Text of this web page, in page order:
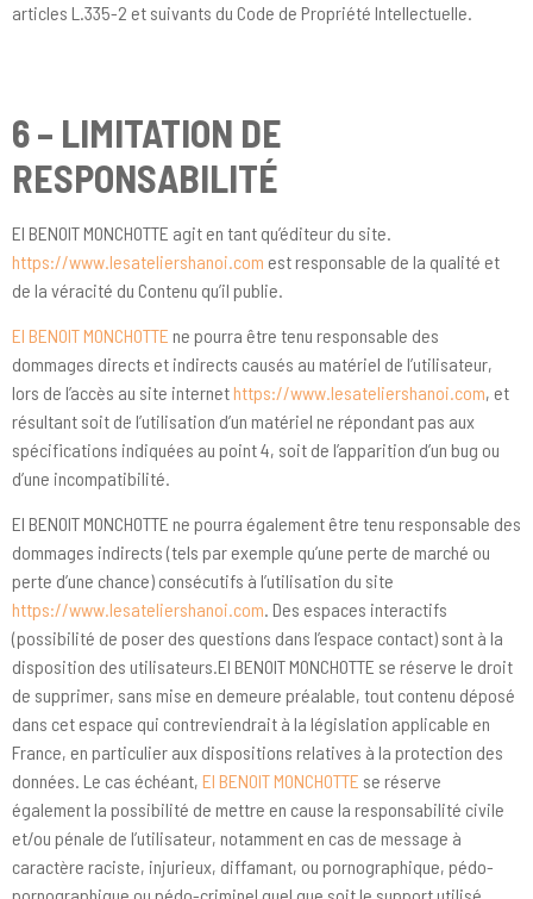
articles L.335-2 et suivants du Code de Propriété Intellectuelle.
6 – LIMITATION DE
RESPONSABILITÉ
EI BENOIT MONCHOTTE agit en tant qu’éditeur du site.
https://www.lesateliershanoi.com est responsable de la qualité et
de la véracité du Contenu qu’il publie.
EI BENOIT MONCHOTTE ne pourra être tenu responsable des
dommages directs et indirects causés au matériel de l’utilisateur,
lors de l’accès au site internethttps://www.lesateliershanoi.com, et
résultant soit de l’utilisation d’un matériel ne répondant pas aux
spécifications indiquées au point 4, soit de l’apparition d’un bug ou
d’une incompatibilité.
EI BENOIT MONCHOTTE ne pourra également être tenu responsable des
dommages indirects (tels par exemple qu’une perte de marché ou
perte d’une chance) consécutifs à l’utilisation du site
https://www.lesateliershanoi.com. Des espaces interactifs
(possibilité de poser des questions dans l’espace contact) sont à la
disposition des utilisateurs.EI BENOIT MONCHOTTE se réserve le droit
de supprimer, sans mise en demeure préalable, tout contenu déposé
dans cet espace qui contreviendrait à la législation applicable en
France, en particulier aux dispositions relatives à la protection des
données. Le cas échéant, EI BENOIT MONCHOTTE se réserve
également la possibilité de mettre en cause la responsabilité civile
et/ou pénale de l’utilisateur, notamment en cas de message à
caractère raciste, injurieux, diffamant, ou pornographique, pédo-